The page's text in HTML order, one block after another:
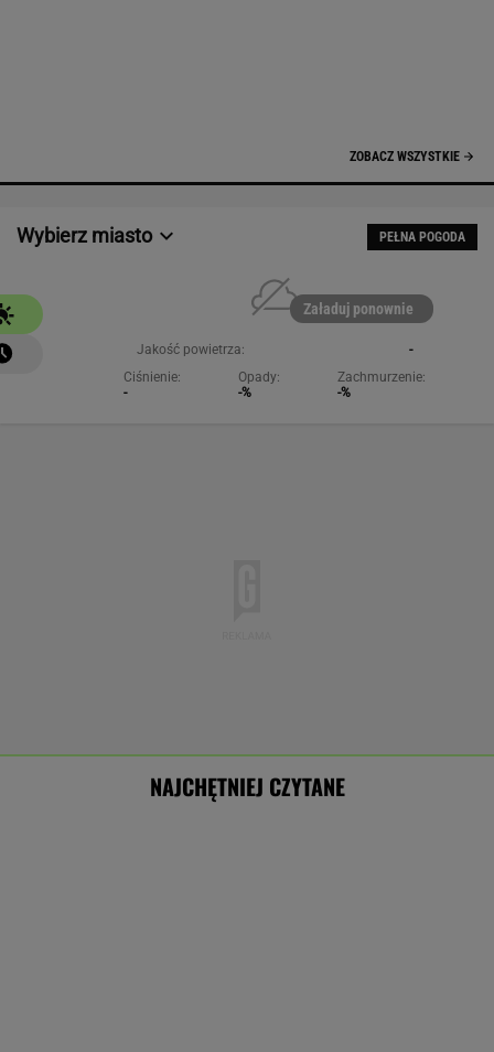
ZOBACZ WSZYSTKIE
Wybierz miasto PEŁNA POGODA
Załaduj ponownie
Jakość powietrza:
-
Ciśnienie:
-
Opady:
-%
Zachmurzenie:
-%
NAJCHĘTNIEJ CZYTANE